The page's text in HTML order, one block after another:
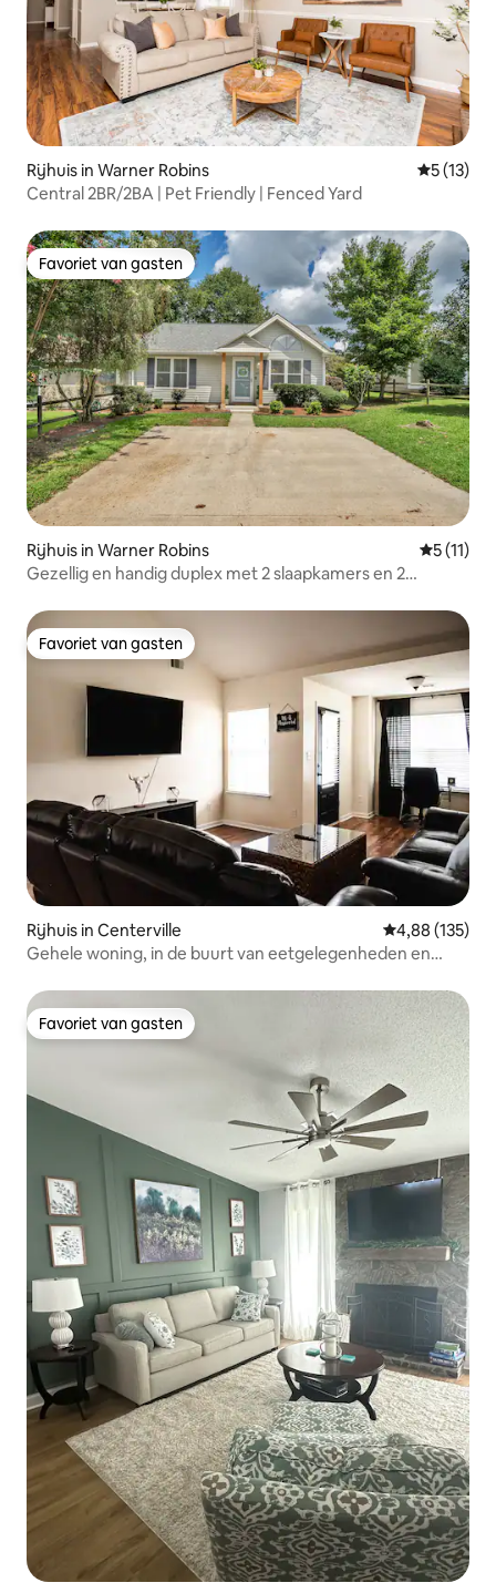
Rijhuis in Warner Robins
5 (13)
Central 2BR/2BA | Pet Friendly | Fenced Yard
Favoriet van gasten
Favoriet van gasten
Rijhuis in Warner Robins
5 (11)
Gezellig en handig duplex met 2 slaapkamers en 2
Favoriet van gasten
Favoriet van gasten
Rijhuis in Centerville Gemiddelde
4,88 (135)
Gehele woning, in de buurt van eetgelegenheden en
Favoriet van gasten
Favoriet van gasten